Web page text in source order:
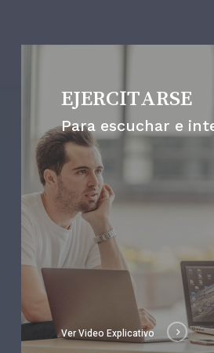
EJERCITARSE
Para escuchar e
Ver Video Explicativo